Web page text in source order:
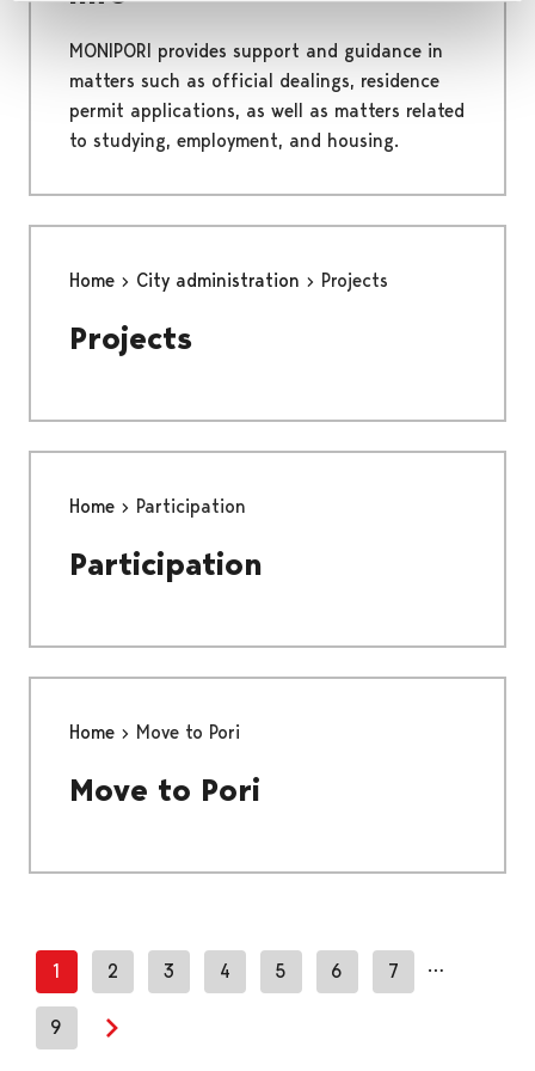
MONIPORI provides support and guidance in
matters such as official dealings, residence
permit applications, as well as matters related
to studying, employment, and housing.
Home City administration Projects
Projects
Home Participation
Participation
Home Move to Pori
Move to Pori
1 2 3 4 5 6 7 …
9